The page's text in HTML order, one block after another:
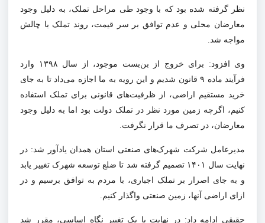
نظر گرفته شده بود که با وجود طی مراحل تملک، به دلیل وجود
معارضان محلی و عدم توافق بر سر قیمت، روند تملک با چالش
مواجه شد.
وی افزود: برای خروج از بن‌بست موجود، از سال ۱۳۹۸ وارد
فرآیند ماده ۹ قانون شدیم و این رویه به ما اجازه می‌داد تا به جای
خرید مستقیم اراضی، از ظرفیت‌های قانونی برای تملک استفاده
کنیم، اگرچه زمین مورد نظر در تملک دولت بود اما به دلیل وجود
معارضان، در تصرف ما قرار نگرفت.
مدیرعامل شرکت شهرک‌های صنعتی استان همدان یادآور شد: در
نهایت سال ۱۴۰۱ تصمیم گرفته شد تا ضلع توسعه شهرک تغییر یابد
و به جای اصرار بر تملک اجباری، با مردم به توافق برسیم و در
ازای اراضی آنها، زمین صنعتی واگذار کنیم.
حقیقی ادامه داد: در نهایت با یک تغییر نگاه اساسی، مقرر شد